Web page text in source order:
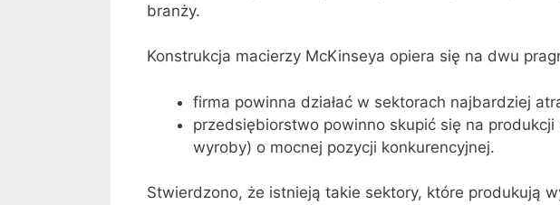
branży.
Konstrukcja macierzy McKinseya opiera się na dwu
firma powinna działać w sektorach najbardziej
przedsiębiorstwo powinno skupić się na
wyroby) o mocnej pozycji konkurencyjnej.
Stwierdzono, że istnieją takie sektory, które produkują